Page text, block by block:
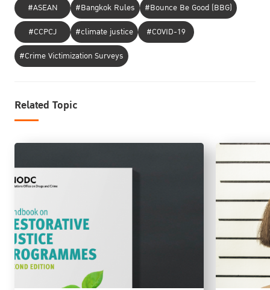
ค่าที่พักในกรณีที่ต้องไปค้างคืนต่างจังหวัด และค่าเสียโอกาสจากการขาดราย
ได้อีก นอกจากนี้ คู่ความมักมีญาติหรือครอบครัวที่ต้องเดินทางไปด้วยและต้อง
ขาดรายได้ด้วย หรือหากจำเลยไม่ได้รับการปล่อยตัวชั่วคราว ค่าใช้จ่ายส่วนนี้ก็
จะเป็นภาระของญาติเป็นหลัก ในกรณีที่คู่ความไม่ได้ไปด้วยตนเอง แต่ว่าจ้าง
ทนายความดำเนินการแทน ค่าใช้จ่ายก็จะถูกรวมไว้ในค่าจ้าง ซึ่งทำให้ฐานค่าจ้าง
ทนายความมีอัตราที่สูงขึ้นด้วย โดยเฉพาะคดีที่มีความซับซ้อนยุ่งยากและใช้
ภายในช่วงเวลาเพียงไม่กี่เดือน ประเทศต่างๆ ที่ได้รับผลกระทบและมีผู้ป่วยติด
เชื้อโควิด-19 จำนวนมาก เช่น จีน อินเดีย อิตาลี สหรัฐอเมริกา ก็ได้พยายาม
ด้วยตนเอง ตั้งแต่การบริการให้คำปรึกษาทางกฎหมาย การยื่นสำนวนผ่าน
ระบบออนไลน์ การสืบพยาน พิจารณารวมทั้งอ่านคำพิพากษาคดีโดยใช้วิธี
Video Conference โดยเฉพาะอย่างยิ่งคดีที่มีความสำคัญเร่งด่วน เช่น คดี
ความรุนแรงทางเพศ คดีความรุนแรงในครอบครัว คดีละเมิดเด็กและเยาวชน
และคดีที่ผู้ต้องหาอยู่ระหว่างการควบคุมตัวของรัฐ
ในประเทศไทยเอง ศาลยุติธรรมได้ผลักดันแนวนโยบายการทำงานแบบ Digital
Court และเริ่มเตรียมระบบเทคโนโลยีรองรับไปบ้างแล้วก่อนหน้านี้ โดยเริ่มต้น
จากคดีแพ่งเป็นหลัก มีทั้งระบบการปรึกษาข้อกฎหมายออนไลน์ ระบบยื่นฟ้อง
และส่งคำคู่ความ (e-Filing) ที่ร่วมพัฒนากับธนาคารกรุงไทย เป็นทางเลือก
สำหรับคู่ความและทนายความในการยื่นเอกสารคำร้องคำให้การทาง
#ASEAN
#Bangkok Rules
#Bounce Be Good (BBG)
#CCPCJ
#climate justice
#COVID-19
#Crime Victimization Surveys
Related Topic